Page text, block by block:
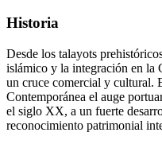
Historia
Desde los talayots
islámico y la integración en la
un cruce comercial y cultural.
Contemporánea el auge
el siglo XX, a un fuerte
reconocimiento patrimonial